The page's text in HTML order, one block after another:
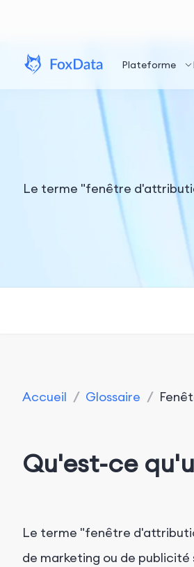
Plateforme
Le terme "fenêtre
Accueil / Glossaire /
Qu'est-ce
Le terme "fenêtre
de marketing ou de